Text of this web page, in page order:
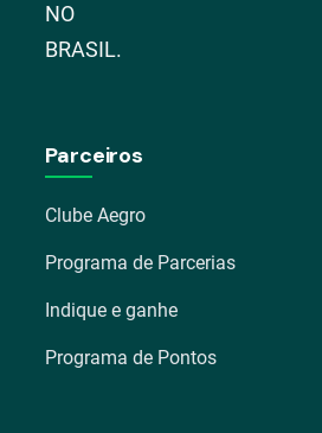
NO
BRASIL.
Parceiros
Clube Aegro
Programa de Parcerias
Indique e ganhe
Programa de Pontos